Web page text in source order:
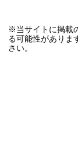
※当サイトに掲載
る可能性がありま
さい。